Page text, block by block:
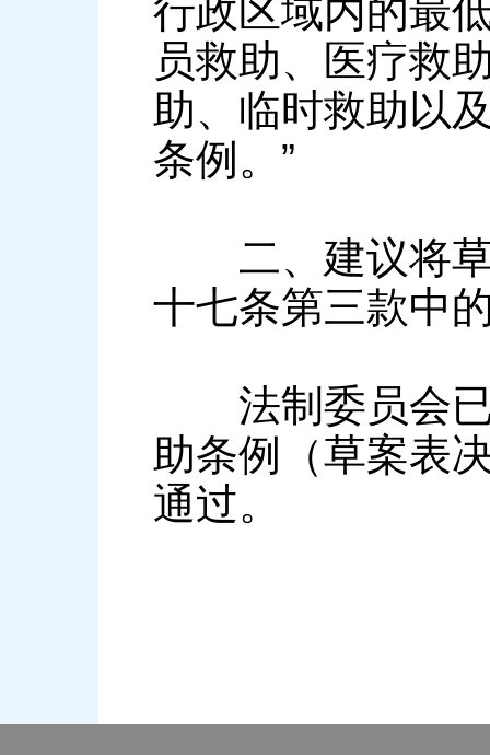
行政区域内的最
员救助、医疗救
助、临时救助以
条例。”
二、建议将草
十七条第三款中
法制委员会已
助条例（草案表
通过。